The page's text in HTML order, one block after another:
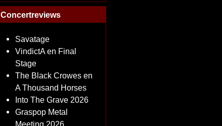
Concertreviews
Savatage
VindictA en Final
Stage
The Black Crowes en
A Thousand Horses
Into The Grave 2026
Graspop Metal
Meeting 2026